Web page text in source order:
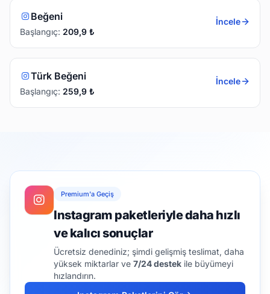
Beğeni
Başlangıç: 209,9 ₺
İncele
Türk Beğeni
Başlangıç: 259,9 ₺
İncele
Premium'a Geçiş
Instagram paketleriyle daha hızlı
ve kalıcı sonuçlar
Ücretsiz denediniz; şimdi gelişmiş teslimat, daha
yüksek miktarlar ve 7/24 destek ile büyümeyi
hızlandırın.